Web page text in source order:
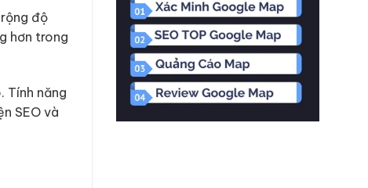
độ
hơn trong
Tính năng
SEO và